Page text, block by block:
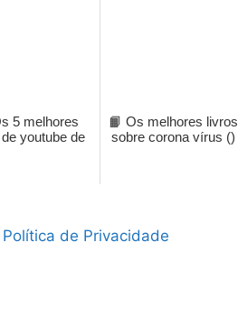
5 melhores
youtube de
📙 Os melhores livros
sobre corona vírus ()
Política de Privacidade